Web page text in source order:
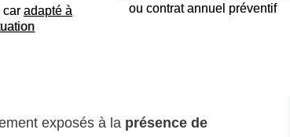
car adapté à
ou contrat annuel préventif
exposés à la présence de